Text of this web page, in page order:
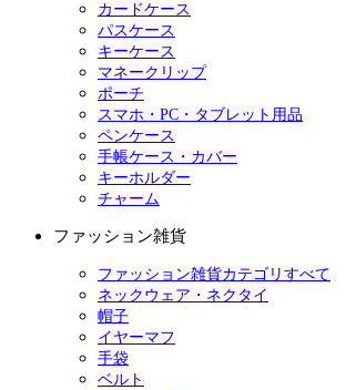
カードケース
パスケース
キーケース
マネークリップ
ポーチ
スマホ・PC・タブレット用品
ペンケース
手帳ケース・カバー
キーホルダー
チャーム
ファッション雑貨
ファッション雑貨カテゴリすべて
ネックウェア・ネクタイ
帽子
イヤーマフ
手袋
ベルト